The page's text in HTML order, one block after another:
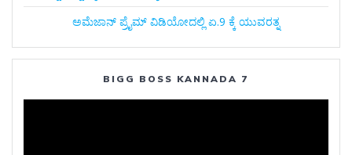
ಅಮೆಜಾನ್‌ ಪ್ರೈಮ್‌ ವಿಡಿಯೋದಲ್ಲಿ ಏ.9 ಕ್ಕೆ ಯುವರತ್ನ
BIGG BOSS KANNADA 7